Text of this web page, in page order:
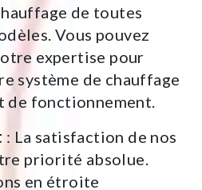
de toutes
Vous pouvez
expertise pour
système de chauffage
de fonctionnement.
: La satisfaction de nos
priorité absolue.
en étroite